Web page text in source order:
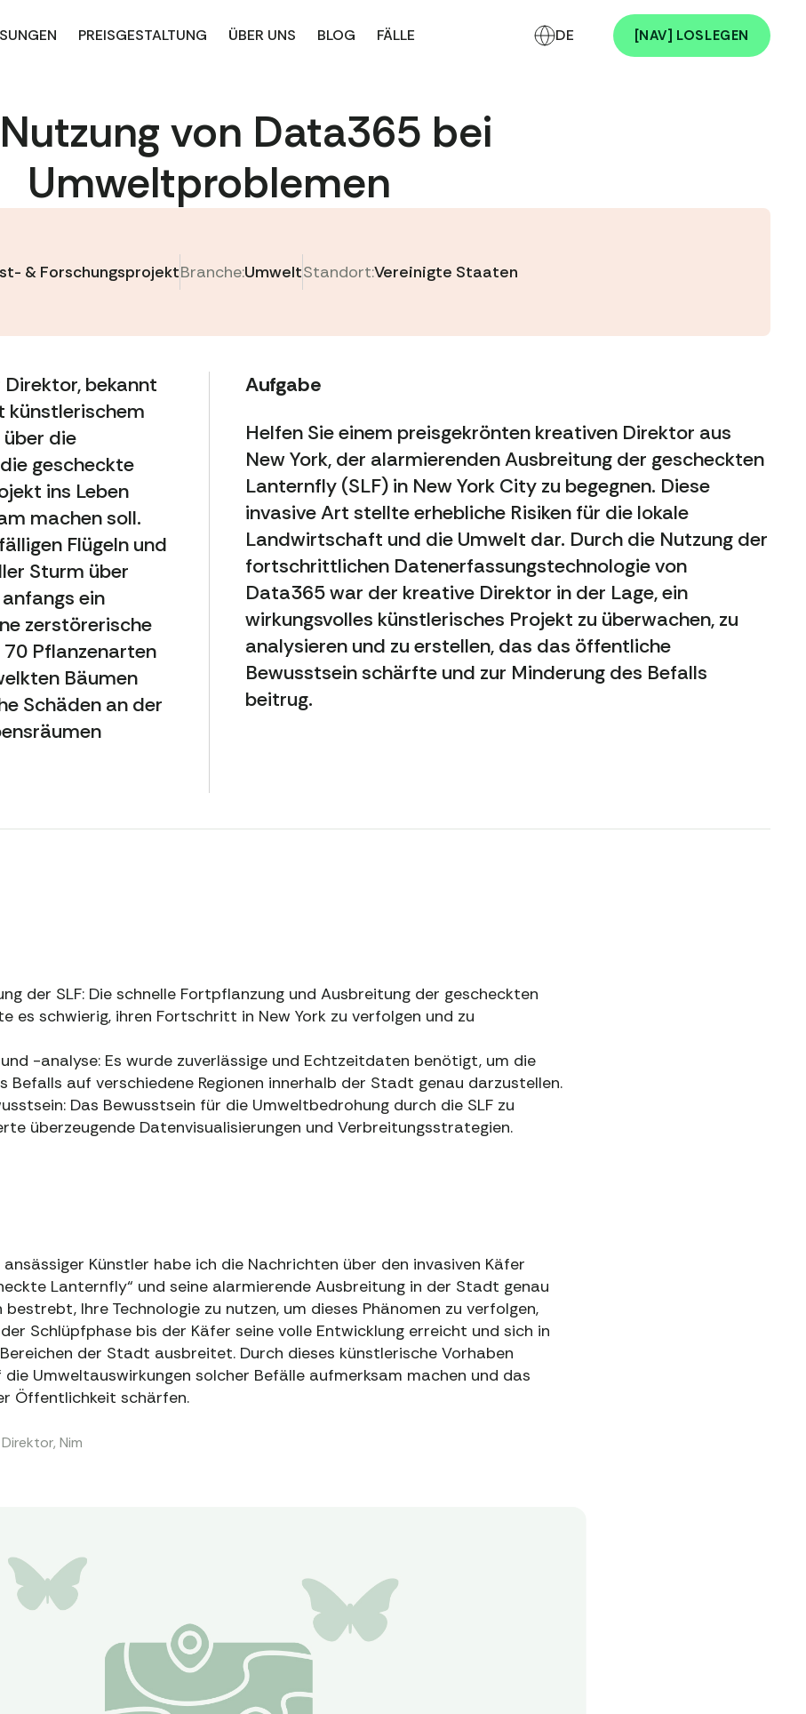
von Data365 bei
Umweltproblemen
& ForschungsprojektBranche:UmweltStandort:Vereinigte Staaten
bekannt
künstlerischem
die
gescheckte
ins Leben
machen soll.
Flügeln und
Sturm über
ein
zerstörerische
Pflanzenarten
Bäumen
Schäden an der
Aufgabe
Helfen Sie einem preisgekrönten kreativen Direktor aus
New York, der alarmierenden Ausbreitung der gescheckten
Lanternfly (SLF) in New York City zu begegnen. Diese
invasive Art stellte erhebliche Risiken für die lokale
Landwirtschaft und die Umwelt dar. Durch die Nutzung der
fortschrittlichen Datenerfassungstechnologie von
Data365 war der kreative Direktor in der Lage, ein
wirkungsvolles künstlerisches Projekt zu überwachen, zu
analysieren und zu erstellen, das das öffentliche
Bewusstsein schärfte und zur Minderung des Befalls
beitrug.
der SLF: Die schnelle Fortpflanzung und Ausbreitung der gescheckten
es schwierig, ihren Fortschritt in New York zu verfolgen und zu
-analyse: Es wurde zuverlässige und Echtzeitdaten benötigt, um die
Befalls auf verschiedene Regionen innerhalb der Stadt genau darzustellen.
Das Bewusstsein für die Umweltbedrohung durch die SLF zu
überzeugende Datenvisualisierungen und Verbreitungsstrategien.
ansässiger Künstler habe ich die Nachrichten über den invasiven Käfer
Lanternfly“ und seine alarmierende Ausbreitung in der Stadt genau
Ihre Technologie zu nutzen, um dieses Phänomen zu verfolgen,
Schlüpfphase bis der Käfer seine volle Entwicklung erreicht und sich in
der Stadt ausbreitet. Durch dieses künstlerische Vorhaben
Umweltauswirkungen solcher Befälle aufmerksam machen und das
Öffentlichkeit schärfen.
Nim
PREISGESTALTUNG ÜBER UNS BLOG FÄLLE DE [NAV] LOSLEGEN